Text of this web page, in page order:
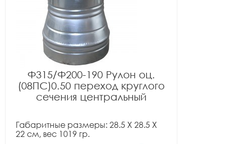
Ф315/Ф200-190 Рулон оц.
(08ПС)0.50 переход круглого
сечения центральный
Габаритные размеры: 28.5 X 28.5 X
22 см, вес 1019 гр.